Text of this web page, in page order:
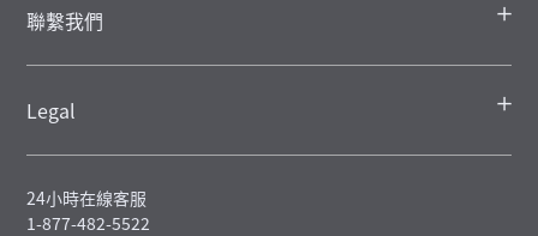
聯繫我們
Legal
24小時在線客服
1-877-482-5522